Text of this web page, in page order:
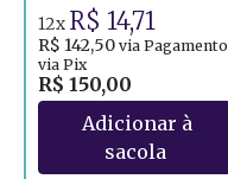
R$ 150,00
12x R$ 14,71
R$ 142,50 via Pagamento
via Pix